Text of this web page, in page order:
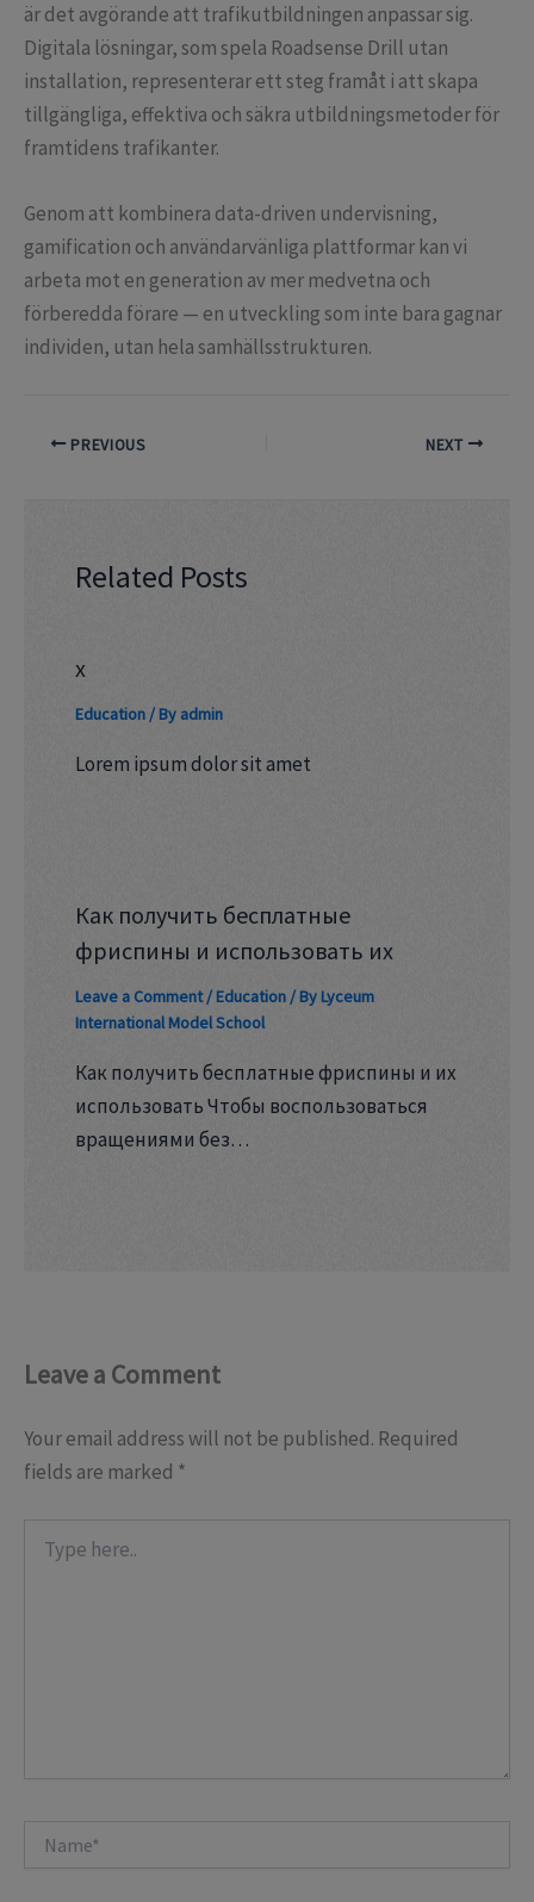
är det avgörande att trafikutbildningen anpassar sig.
Digitala lösningar, som spela Roadsense Drill utan
installation, representerar ett steg framåt i att skapa
tillgängliga, effektiva och säkra utbildningsmetoder för
framtidens trafikanter.
Genom att kombinera data-driven undervisning,
gamification och användarvänliga plattformar kan vi
arbeta mot en generation av mer medvetna och
förberedda förare — en utveckling som inte bara gagnar
individen, utan hela samhällsstrukturen.
PREVIOUS NEXT
Related Posts
x
Education/ By admin
Lorem ipsum dolor sit amet
Как получить бесплатные
фриспины и использовать их
Leave a Comment /Education/ ByLyceum
International Model School
Как получить бесплатные фриспины и их
использовать Чтобы воспользоваться
вращениями без…
Leave a Comment
Your email address will not be published. Required
fields are marked *
here..